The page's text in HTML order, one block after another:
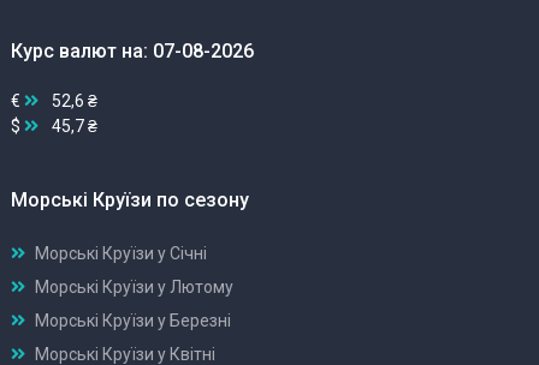
Курс валют на: 07-08-2026
€
52,6 ₴
$
45,7 ₴
Морські Круїзи по сезону
Морські Круїзи у Січні
Морські Круїзи у Лютому
Морські Круїзи у Березні
Морські Круїзи у Квітні